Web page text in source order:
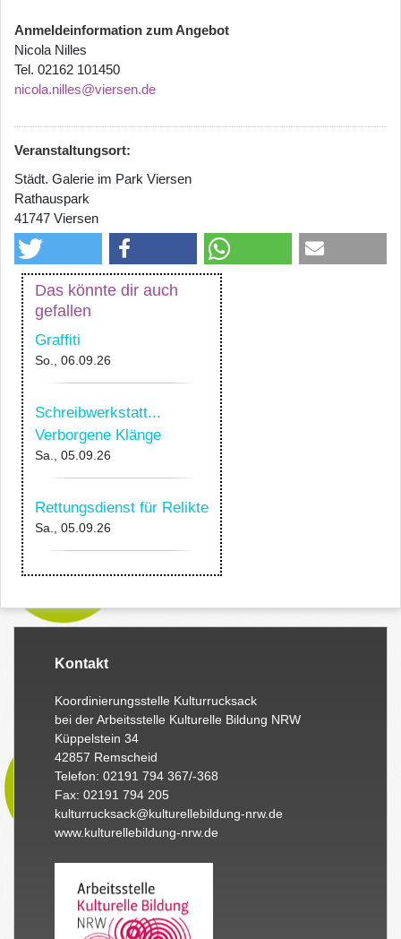
Anmeldeinformation zum Angebot
Nicola Nilles
Tel. 02162 101450
nicola.nilles@viersen.de
Veranstaltungsort:
Städt. Galerie im Park Viersen
Rathauspark
41747 Viersen
Das könnte dir auch
gefallen
Graffiti
So., 06.09.26
Schreibwerkstatt...
Verborgene Klänge
Sa., 05.09.26
Rettungsdienst für Relikte
Sa., 05.09.26
Kontakt
Koordinierungsstelle Kulturrucksack
bei der Arbeitsstelle Kulturelle Bildung NRW
Küppelstein 34
42857 Remscheid
Telefon: 02191 794 367/-368
Fax: 02191 794 205
kulturrucksack@kulturellebildung-nrw.de
www.kulturellebildung-nrw.de